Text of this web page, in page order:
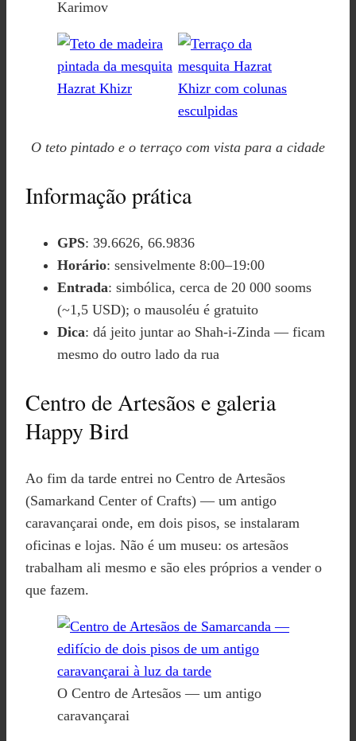
Karimov
O teto pintado e o terraço com vista para a cidade
Informação prática
GPS: 39.6626, 66.9836
Horário: sensivelmente 8:00–19:00
Entrada: simbólica, cerca de 20 000 sooms
(~1,5 USD); o mausoléu é gratuito
Dica: dá jeito juntar ao Shah-i-Zinda — ficam
mesmo do outro lado da rua
Centro de Artesãos e galeria
Happy Bird
Ao fim da tarde entrei no Centro de Artesãos
(Samarkand Center of Crafts) — um antigo
caravançarai onde, em dois pisos, se instalaram
oficinas e lojas. Não é um museu: os artesãos
trabalham ali mesmo e são eles próprios a vender o
que fazem.
O Centro de Artesãos — um antigo
caravançarai